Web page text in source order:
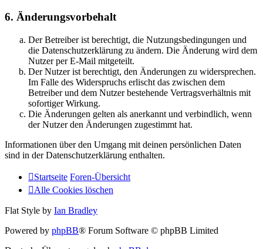
6. Änderungsvorbehalt
Der Betreiber ist berechtigt, die Nutzungsbedingungen und
die Datenschutzerklärung zu ändern. Die Änderung wird dem
Nutzer per E-Mail mitgeteilt.
Der Nutzer ist berechtigt, den Änderungen zu widersprechen.
Im Falle des Widerspruchs erlischt das zwischen dem
Betreiber und dem Nutzer bestehende Vertragsverhältnis mit
sofortiger Wirkung.
Die Änderungen gelten als anerkannt und verbindlich, wenn
der Nutzer den Änderungen zugestimmt hat.
Informationen über den Umgang mit deinen persönlichen Daten
sind in der Datenschutzerklärung enthalten.
Startseite Foren-Übersicht
Alle Cookies löschen
Flat Style by Ian Bradley
Powered by phpBB® Forum Software © phpBB Limited